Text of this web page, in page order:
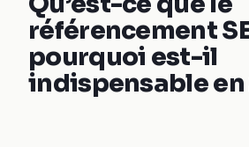
référencement
pourquoi est-il
indispensable en